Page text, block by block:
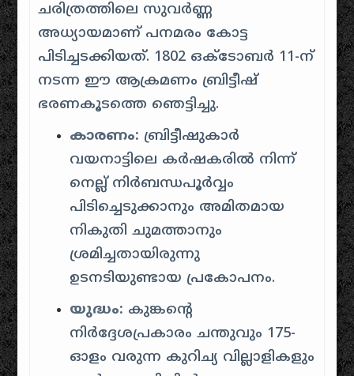
ചരിത്രത്തിലെ സുവർണ്ണ
അധ്യായമാണ് പനമരം കോട്ട
പിടിച്ചടക്കിയത്. 1802 ഒക്ടോബർ 11-ന്
നടന്ന ഈ ആക്രമണം ബ്രിട്ടീഷ്
ഭരണകൂടത്തെ ഞെട്ടിച്ചു.
കാരണം: ബ്രിട്ടീഷുകാർ
വയനാട്ടിലെ കർഷകരിൽ നിന്ന്
നെല്ല് നിർബന്ധപൂർവ്വം
പിടിച്ചെടുക്കാനും അമിതമായ
നികുതി ചുമത്താനും
ശ്രമിച്ചതായിരുന്നു
ഉടനടിയുണ്ടായ പ്രകോപനം.
യുദ്ധം: കുങ്കന്റെ
നിർദ്ദേശപ്രകാരം ചന്തുവും 175-
ഓളം വരുന്ന കുറിച്യ വില്ലാളികളും